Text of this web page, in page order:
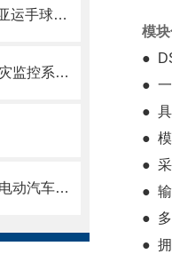
Acrel-2000系列监控系统在亚运手球比赛馆建设
智慧消防在石油化工电气火灾监控系统的应用
计及多重不确定性的规模化电动汽车接入配电网调度方法及解决方案
模
●
● 一
● 具
● 模
● 采
● 输
● 多
●